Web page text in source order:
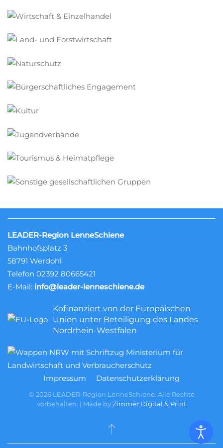
LEADER-Region LenneSchiene
Bahnhofsplatz 3
58791 Werdohl
Telefon 02392 80665421
E-Mail: info@leader-lenneschiene.de
Kofinanziert von der Europäischen
Union unter Beteiligung des Landes
Nordrhein-Westfalen
Impressum Datenschutzerklärung
© 2026LEADER-Region LenneSchiene. Alle Rechte
vorbehalten. ǀ Made byZimmer Digital & Print